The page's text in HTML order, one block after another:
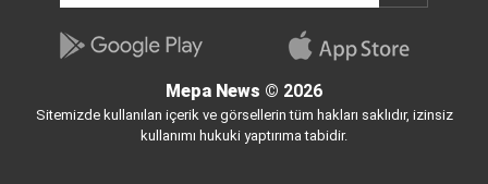
Mepa News © 2026
Sitemizde kullanılan içerik ve görsellerin tüm hakları saklıdır, izinsiz
kullanımı hukuki yaptırıma tabidir.